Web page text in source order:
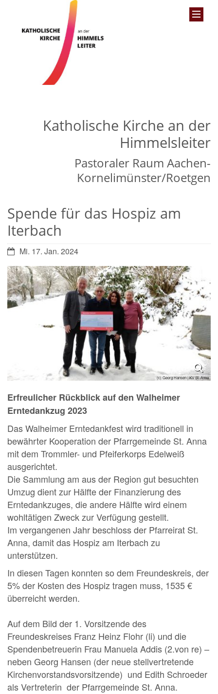
Katholische Kirche an der
Himmelsleiter
Pastoraler Raum Aachen-
Kornelimünster/Roetgen
Spende für das Hospiz am
Iterbach
Datum:Mi. 17. Jan. 2024
(c) Georg Hansen | KV St. Anna
Erfreulicher Rückblick auf den Walheimer
Erntedankzug 2023
Das Walheimer Erntedankfest wird traditionell in
bewährter Kooperation der Pfarrgemeinde St. Anna
mit dem Trommler- und Pfeiferkorps Edelweiß
ausgerichtet.
Die Sammlung am aus der Region gut besuchten
Umzug dient zur Hälfte der Finanzierung des
Erntedankzuges, die andere Hälfte wird einem
wohltätigen Zweck zur Verfügung gestellt.
Im vergangenen Jahr beschloss der Pfarreirat St.
Anna, damit das Hospiz am Iterbach zu
unterstützen.
In diesen Tagen konnten so dem Freundeskreis, der
5% der Kosten des Hospiz tragen muss, 1535 €
überreicht werden.
Auf dem Bild der 1. Vorsitzende des
Freundeskreises Franz Heinz Flohr (li) und die
Spendenbetreuerin Frau Manuela Addis (2.von re) –
neben Georg Hansen (der neue stellvertretende
Kirchenvorstandsvorsitzende) und Edith Schroeder
als Vertreterin der Pfarrgemeinde St. Anna.